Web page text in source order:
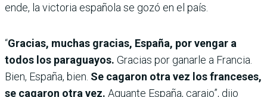
ende, la victoria española se gozó en el país.
“Gracias, muchas gracias, España, por vengar a
todos los paraguayos. Gracias por ganarle a Francia.
Bien, España, bien. Se cagaron otra vez los franceses,
se cagaron otra vez. Aguante España, carajo”, dijo